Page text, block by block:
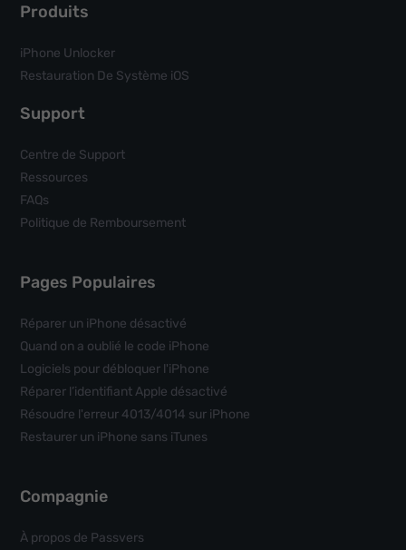
Produits
iPhone Unlocker
Restauration De Système iOS
Support
Centre de Support
Ressources
FAQs
Politique de Remboursement
Pages Populaires
Réparer un iPhone désactivé
Quand on a oublié le code iPhone
Logiciels pour débloquer l'iPhone
Réparer l’identifiant Apple désactivé
Résoudre l'erreur 4013/4014 sur iPhone
Restaurer un iPhone sans iTunes
Compagnie
À propos de Passvers